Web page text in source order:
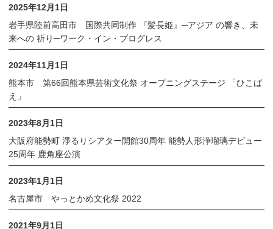
2025年12月1日
岩手県陸前高田市 国際共同制作 『髪長姫』─アジア の響き、未
来への 祈り─ワーク・イン・プログレス
2024年11月1日
熊本市 第66回熊本県芸術文化祭 オープニングステージ 「ひこば
え」
2023年8月1日
大阪府能勢町 淨るりシアター開館30周年 能勢人形浄瑠璃デビュー
25周年 鹿角座公演
2023年1月1日
名古屋市 やっとかめ文化祭 2022
2021年9月1日